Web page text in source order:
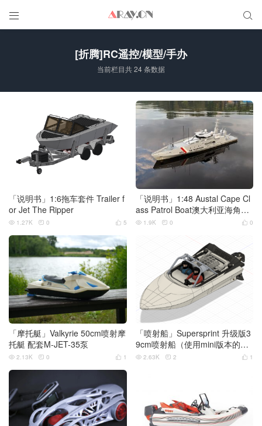
 
[折腾]RC遥控/模型/手办
当前栏目共 24 条数据
「说明书」1:6拖车套件 Trailer f
or Jet The Ripper
 5
 1.27K  0
「说明书」1:48 Austal Cape Cl
ass Patrol Boat澳大利亚海角级
巡逻艇
 0
 1.9K  0
「摩托艇」Valkyrie 50cm喷射摩
托艇 配套M-JET-35泵
 1
 2.13K  0
「喷射船」Supersprint 升级版3
9cm喷射船（使用mini版本的M-
JET-35喷泵）
 1
 2.63K  2